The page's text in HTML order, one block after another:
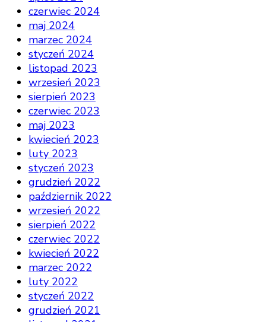
czerwiec 2024
maj 2024
marzec 2024
styczeń 2024
listopad 2023
wrzesień 2023
sierpień 2023
czerwiec 2023
maj 2023
kwiecień 2023
luty 2023
styczeń 2023
grudzień 2022
październik 2022
wrzesień 2022
sierpień 2022
czerwiec 2022
kwiecień 2022
marzec 2022
luty 2022
styczeń 2022
grudzień 2021